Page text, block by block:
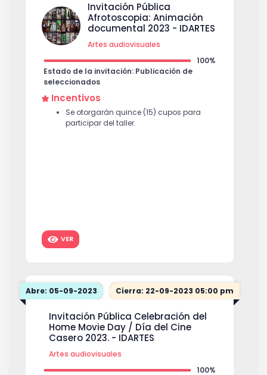
Invitación Pública
Afrotoscopia: Animación
documental 2023 - IDARTES
Artes audiovisuales
100%
Estado de la invitación: Publicación de
seleccionados
Incentivos
Se otorgarán quince (15) cupos para
participar del taller.
VER
Abre: 05-09-2023 Cierra: 22-09-2023 05:00 pm
Invitación Pública Celebración del
Home Movie Day / Día del Cine
Casero 2023. - IDARTES
Artes audiovisuales
100%